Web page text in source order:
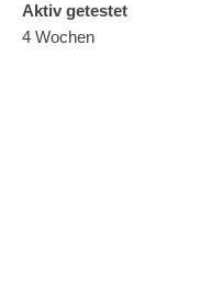
Aktiv getestet
4 Wochen